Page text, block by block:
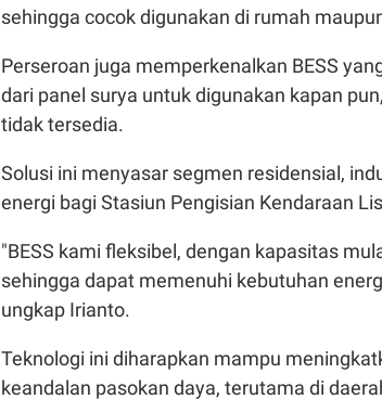
sehingga cocok digunakan di rumah
Perseroan juga memperkenalkan BESS
dari panel surya untuk digunakan kapan
tidak tersedia.
Solusi ini menyasar segmen residensial,
energi bagi Stasiun Pengisian Kendaraan
"BESS kami fleksibel, dengan kapasitas
sehingga dapat memenuhi kebutuhan
ungkap Irianto.
Teknologi ini diharapkan mampu
keandalan pasokan daya, terutama di